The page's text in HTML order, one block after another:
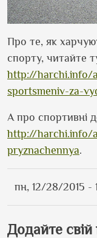
Про те, як
спорту, читайте
http://harchi.info/
sportsmeniv-za-
А про спортивні
http://harchi.info/
pryznachennya.
пн, 12/28/2015 -
Додайте